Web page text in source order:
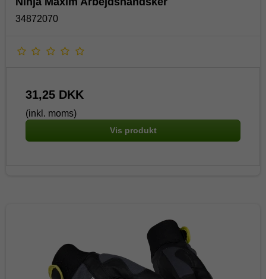
34872070
31,25 DKK
(inkl. moms)
Vis produkt